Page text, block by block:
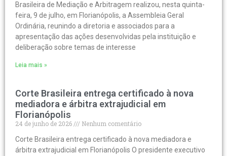
Brasileira de Mediação e Arbitragem realizou, nesta quinta-
feira, 9 de julho, em Florianópolis, a Assembleia Geral
Ordinária, reunindo a diretoria e associados para a
apresentação das ações desenvolvidas pela instituição e
deliberação sobre temas de interesse
Leia mais »
Corte Brasileira entrega certificado à nova
mediadora e árbitra extrajudicial em
Florianópolis
24 de junho de 2026
Nenhum comentário
Corte Brasileira entrega certificado à nova mediadora e
árbitra extrajudicial em Florianópolis O presidente executivo